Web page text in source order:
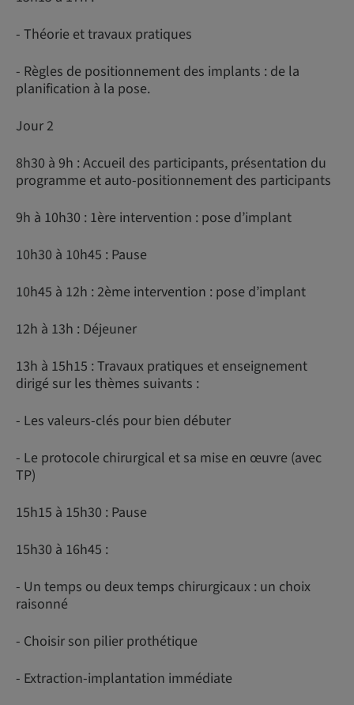
- Théorie et travaux pratiques
- Règles de positionnement des implants : de la
planification à la pose.
Jour 2
8h30 à 9h : Accueil des participants, présentation du
programme et auto-positionnement des participants
9h à 10h30 : 1ère intervention : pose d’implant
10h30 à 10h45 : Pause
10h45 à 12h : 2ème intervention : pose d’implant
12h à 13h : Déjeuner
13h à 15h15 : Travaux pratiques et enseignement
dirigé sur les thèmes suivants :
- Les valeurs-clés pour bien débuter
- Le protocole chirurgical et sa mise en œuvre (avec
TP)
15h15 à 15h30 : Pause
15h30 à 16h45 :
- Un temps ou deux temps chirurgicaux : un choix
raisonné
- Choisir son pilier prothétique
- Extraction-implantation immédiate